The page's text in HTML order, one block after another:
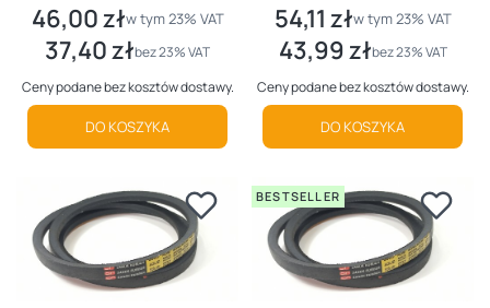
Cena brutto
46,00 złw tym %s VAT
w tym23% VAT
Cena netto
37,40 złbez 23% VAT
Ceny podane bez kosztów dostawy.
DO KOSZYKA
Cena brutto
54,11 złw tym %s VAT
w tym23% VAT
Cena netto
43,99 złbez 23% VAT
Ceny podane bez kosztów dostawy.
DO KOSZYKA
BESTSELLER